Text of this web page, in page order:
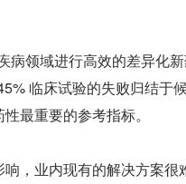
病领域进行高效的差异化
临床试验的失败归结于
最重要的参考指标。
，业内现有的解决方案很